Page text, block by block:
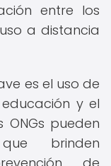
entre los
a distancia
es el uso de
y el
ONGs pueden
brinden